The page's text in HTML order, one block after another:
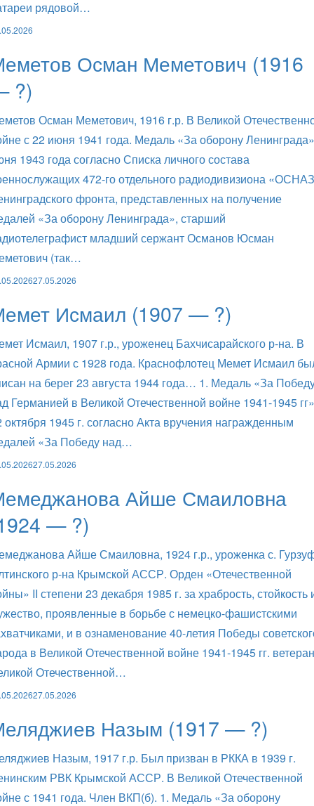
рядовой…
Осман Меметович (1916
?)
Осман Меметович, 1916 г.р. В Великой
с 22 июня 1941 года. Медаль «За оборону
1943 года согласно Списка личного состава
472-го отдельного радиодивизиона
фронта, представленных на получение
«За оборону Ленинграда», старший
младший сержант Османов Юсман
(так…
27.05.2026
Исмаил (1907 — ?)
Исмаил, 1907 г.р., уроженец Бахчисарайского р-на. В
Армии с 1928 года. Краснофлотец Мемет Исмаил
на берег 23 августа 1944 года… 1. Медаль «За
Германией в Великой Отечественной войне 1941-1945 гг»
октября 1945 г. согласно Акта вручения награжденным
«За Победу над…
27.05.2026
Айше Смаиловна
— ?)
Айше Смаиловна, 1924 г.р., уроженка с.
р-на Крымской АССР. Орден «Отечественной
II степени 23 декабря 1985 г. за храбрость, стойкость
проявленные в борьбе с немецко-фашистскими
и в ознаменование 40-летия Победы
в Великой Отечественной войне 1941-1945 гг. ветеран
Отечественной…
27.05.2026
Назым (1917 — ?)
Назым, 1917 г.р. Был призван в РККА в 1939 г.
РВК Крымской АССР. В Великой Отечественной
с 1941 года. Член ВКП(б). 1. Медаль «За оборону